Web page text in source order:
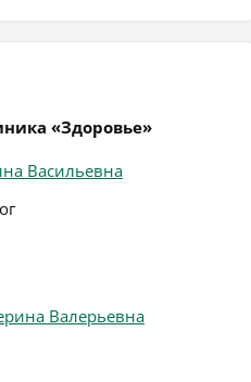
«Здоровье»
Васильевна
Валерьевна